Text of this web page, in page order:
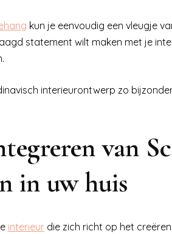
kun je eenvoudig een vleugje
statement wilt maken met je
interieurontwerp zo
van
in uw huis
interieur die zich richt op het